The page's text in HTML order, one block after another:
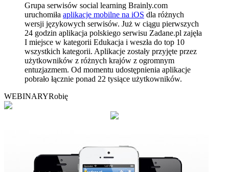
Grupa serwisów social learning Brainly.com
uruchomiła aplikacje mobilne na iOS dla różnych
wersji językowych serwisów. Już w ciągu pierwszych
24 godzin aplikacja polskiego serwisu Zadane.pl zajęła
I miejsce w kategorii Edukacja i weszła do top 10
wszystkich kategorii. Aplikacje zostały przyjęte przez
użytkowników z różnych krajów z ogromnym
entuzjazmem. Od momentu udostępnienia aplikacje
pobrało łącznie ponad 22 tysiące użytkowników.
WEBINARYRobię